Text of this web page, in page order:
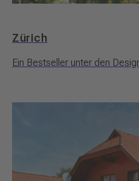
Zürich
Ein Bestseller unter den